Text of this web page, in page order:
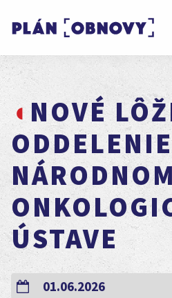
NOVÉ
ÚSTAVE
01.06.2026